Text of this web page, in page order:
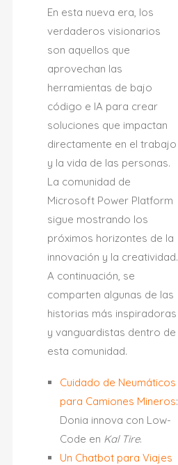
En esta nueva era, los
verdaderos visionarios
son aquellos que
aprovechan las
herramientas de bajo
código e IA para crear
soluciones que impactan
directamente en el trabajo
y la vida de las personas.
La comunidad de
Microsoft Power Platform
sigue mostrando los
próximos horizontes de la
innovación y la creatividad.
A continuación, se
comparten algunas de las
historias más inspiradoras
y vanguardistas dentro de
esta comunidad.
Cuidado de Neumáticos
para Camiones Mineros:
Donia innova con Low-
Code en Kal Tire.
Un Chatbot para Viajes